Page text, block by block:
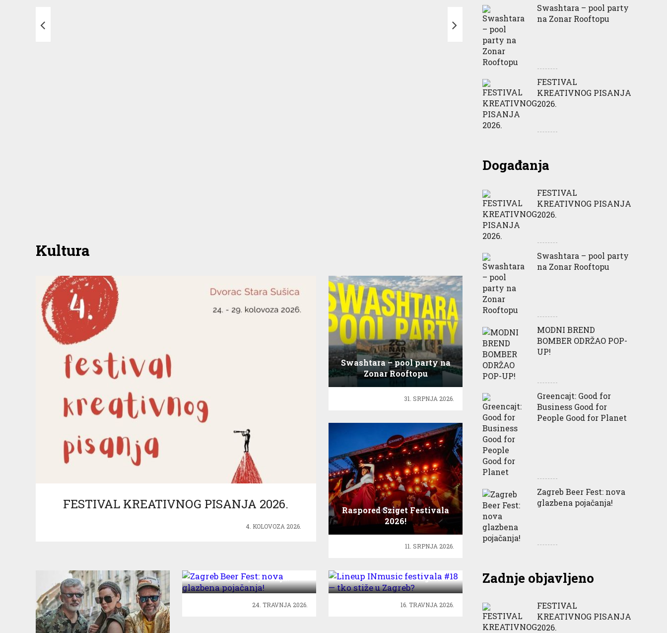
Kultura
FESTIVAL KREATIVNOG PISANJA 2026.
4. KOLOVOZA 2026.
Swashtara – pool party na
Zonar Rooftopu
31. SRPNJA 2026.
Raspored Sziget Festivala
2026!
11. SRPNJA 2026.
glazbena pojačanja!
24. TRAVNJA 2026.
#18 — tko stiže u Zagreb?
16. TRAVNJA 2026.
Swashtara – pool party
na Zonar Rooftopu
FESTIVAL
KREATIVNOG PISANJA
2026.
Događanja
FESTIVAL
KREATIVNOG PISANJA
2026.
Swashtara – pool party
na Zonar Rooftopu
MODNI BREND
BOMBER ODRŽAO POP-
UP!
Greencajt: Good for
Business Good for
People Good for Planet
Zagreb Beer Fest: nova
glazbena pojačanja!
Zadnje objavljeno
FESTIVAL
KREATIVNOG PISANJA
2026.